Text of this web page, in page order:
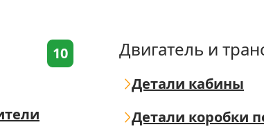
10 Двигатель и
Детали кабины
Детали коробки